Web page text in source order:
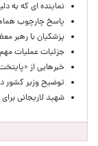
نماینده ای که به
پاسخ چارچوب
پزشکیان با رهبر
جزئیات عملیات
خبرهایی از «پایتخت ۸» و سریال‌های مهران مدیری و سعید
توضیح وزیر کشور
شهید لاریجانی